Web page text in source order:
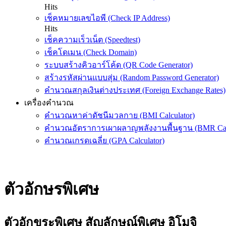
Hits
เช็คหมายเลขไอพี (Check IP Address)
Hits
เช็คความเร็วเน็ต (Speedtest)
เช็คโดเมน (Check Domain)
ระบบสร้างคิวอาร์โค้ด (QR Code Generator)
สร้างรหัสผ่านแบบสุ่ม (Random Password Generator)
คำนวณสกุลเงินต่างประเทศ (Foreign Exchange Rates)
เครื่องคำนวณ
คำนวณหาค่าดัชนีมวลกาย (BMI Calculator)
คำนวณอัตราการเผาผลาญพลังงานพื้นฐาน (BMR
คำนวณเกรดเฉลี่ย (GPA Calculator)
ตัวอักษรพิเศษ
ตัวอักขระพิเศษ สัญลักษณ์พิเศษ อิโมจิ